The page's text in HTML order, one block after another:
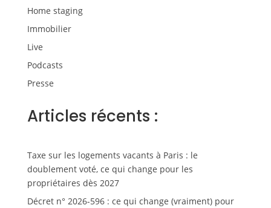
Home staging
Immobilier
Live
Podcasts
Presse
Articles récents :
Taxe sur les logements vacants à Paris : le
doublement voté, ce qui change pour les
propriétaires dès 2027
Décret n° 2026-596 : ce qui change (vraiment) pour